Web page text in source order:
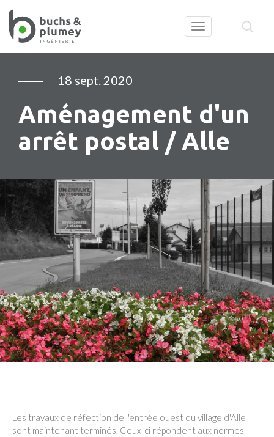
Toggle
navigation
18 sept. 2020
Aménagement d'un
arrêt postal / Alle
Les travaux de réfection de l'entrée ouest du village d'Alle
sont maintenant terminés. Ceux-ci répondent aux normes